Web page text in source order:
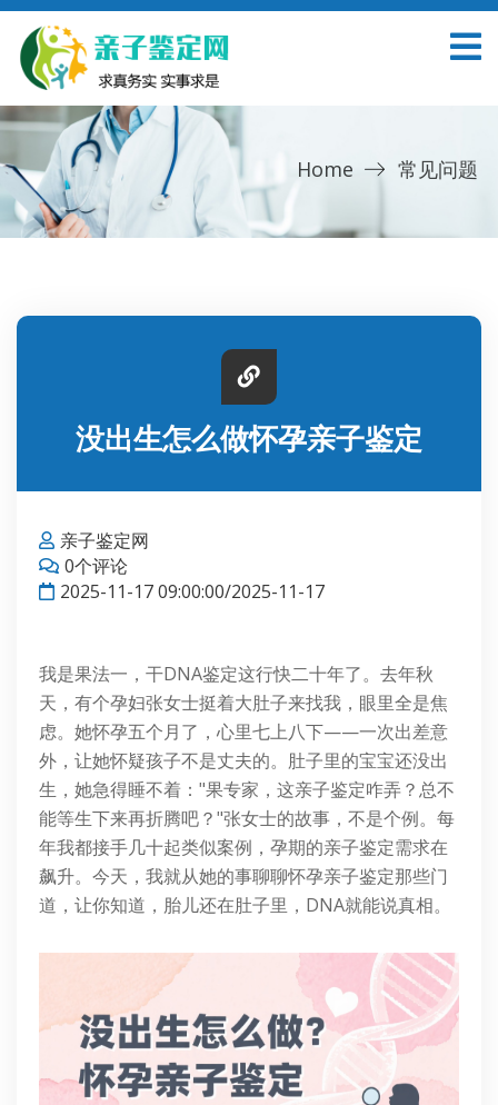
Home 常见问题
没出生怎么做怀孕亲子鉴定
亲子鉴定网
0个评论
2025-11-17 09:00:00/2025-11-17
我是果法一，干DNA鉴定这行快二十年了。去年秋
天，有个孕妇张女士挺着大肚子来找我，眼里全是焦
虑。她怀孕五个月了，心里七上八下——一次出差意
外，让她怀疑孩子不是丈夫的。肚子里的宝宝还没出
生，她急得睡不着："果专家，这亲子鉴定咋弄？总不
能等生下来再折腾吧？"张女士的故事，不是个例。每
年我都接手几十起类似案例，孕期的亲子鉴定需求在
飙升。今天，我就从她的事聊聊怀孕亲子鉴定那些门
道，让你知道，胎儿还在肚子里，DNA就能说真相。